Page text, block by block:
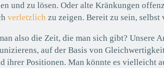
und zu lösen. Oder alte Kränkungen
verletzlich zu zeigen. Bereit zu sein, selbst
also die Zeit, die man sich gibt? Unsere
auf der Basis von
ihrer Positionen. Man könnte es vielleicht